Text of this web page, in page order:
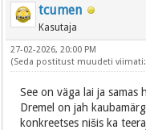
tcumen
Kasutaja
27-02-2026, 20:00 PM
(Seda postitust muudeti viimati:
See on väga lai ja samas
Dremel on jah
konkreetses nišis ka